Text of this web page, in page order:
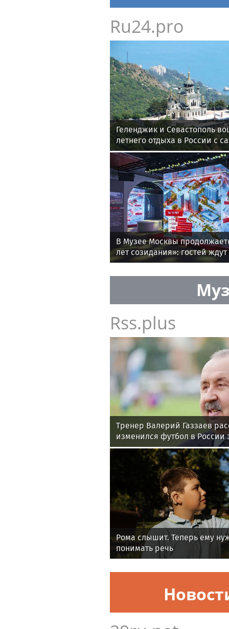
Ru24.pro
Геленджик и Севастополь
летнего отдыха в России с
воздухом
В Музее Москвы
лет созидания»: гостей
архитекторов и мастер-
Rss.plus
Тренер Валерий Газзаев
изменился футбол в России
Рома слышит. Теперь ему
понимать речь